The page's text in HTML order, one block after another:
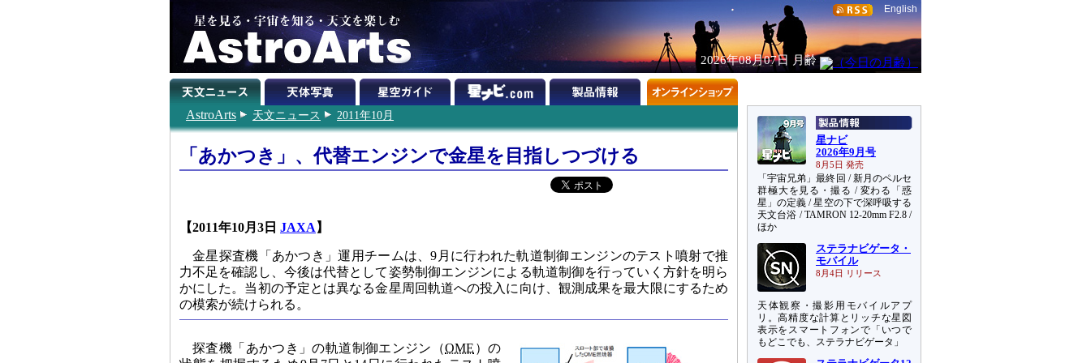
English
2026年08月07日 月齢
AstroArts 天文ニュース 2011年10月
「あかつき」、代替エンジンで金星を目指しつづける
【2011年10月3日 JAXA 】
金星探査機「あかつき」運用チームは、9月に行われた軌道制御エンジンのテスト噴射で推
力不足を確認し、今後は代替として姿勢制御エンジンによる軌道制御を行っていく方針を明ら
かにした。当初の予定とは異なる金星周回軌道への投入に向け、観測成果を最大限にするため
の模索が続けられる。
探査機「あかつき」の軌道制御エンジン（OME ）の
星ナビ
2026年9月号
8月5日 発売
「宇宙兄弟」最終回 / 新月のペルセ
群極大を見る・撮る / 変わる「惑
星」の定義 / 星空の下で深呼吸する
天文台浴 / TAMRON 12-20mm F2.8 /
ほか
ステラナビゲータ・
モバイル
8月4日 リリース
天体観察・撮影用モバイルアプ
リ。高精度な計算とリッチな星図
表示をスマートフォンで「いつで
もどこでも、ステラナビゲータ」